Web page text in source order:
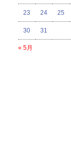
« 5月
23 24 25
30 31